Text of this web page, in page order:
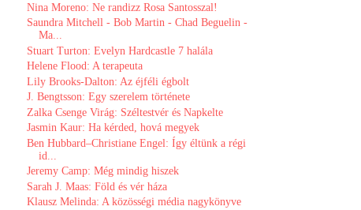
Nina Moreno: Ne randizz Rosa Santosszal!
Saundra Mitchell - Bob Martin - Chad Beguelin -
Ma...
Stuart Turton: Evelyn Hardcastle 7 halála
Helene Flood: A terapeuta
Lily Brooks-Dalton: Az éjféli égbolt
J. Bengtsson: Egy ​szerelem története
Zalka Csenge Virág: Széltestvér és Napkelte
Jasmin Kaur: Ha kérded, hová megyek
Ben Hubbard–Christiane Engel: Így éltünk a régi
id...
Jeremy Camp: Még ​mindig hiszek
Sarah J. Maas: Föld ​és vér háza
Klausz Melinda: A közösségi média nagykönyve